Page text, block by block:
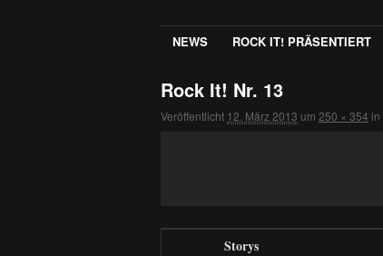
NEWS ROCK IT! PRÄSENTIERT
Rock It! Nr. 13
Veröffentlicht 12. März 2013 um 250 × 354 in
Storys